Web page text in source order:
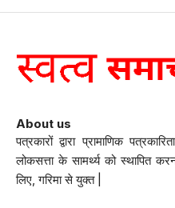
About us
पत्रकारों द्वारा प्रामाणिक
लोकसत्ता के सामर्थ्य को स्थापित
लिए, गरिमा से युक्त |